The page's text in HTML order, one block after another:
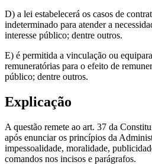
D) a lei estabelecerá os casos de
indeterminado para atender a
interesse público; dentre outros.
E) é permitida a vinculação ou
remuneratórias para o efeito de
público; dentre outros.
Explicação
A questão remete ao art. 37 da
após enunciar os princípios da
impessoalidade, moralidade,
comandos nos incisos e parágrafos.